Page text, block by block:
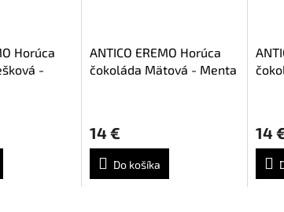
Horúca
-
ANTICO EREMO Horúca
čokoláda Mätová - Menta
produktu
je
5,0
z
14 €
Do košíka
14